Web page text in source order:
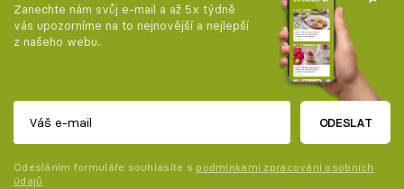
Zanechte nám svůj e-mail a až 5x týdně
vás upozorníme na to nejnovější a nejlepší
z našeho webu.
ODESLAT
Odesláním formuláře souhlasíte s podmínkami zpracování osobních
údajů